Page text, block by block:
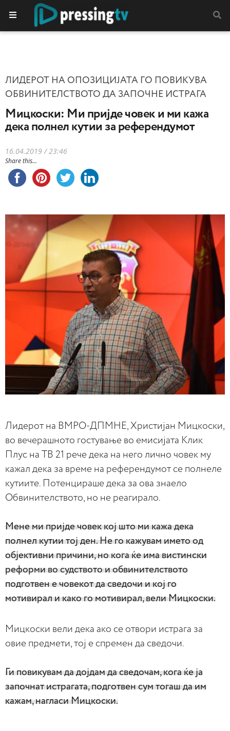
ЛИДЕРОТ НА ОПОЗИЦИЈАТА ГО ПОВИКУВА
ОБВИНИТЕЛСТВОТО ДА ЗАПОЧНЕ ИСТРАГА
Мицкоски: Ми пријде човек и ми кажа
дека полнел кутии за референдумот
16.04.2019 / 23:46
Share this...
Лидерот на ВМРО-ДПМНЕ, Христијан Мицкоски,
во вечерашното гостување во емисијата Клик
Плус на ТВ 21 рече дека на него лично човек му
кажал дека за време на референдумот се полнеле
кутиите. Потенцираше дека за ова знаело
Обвинителството, но не реагирало.
Мене ми пријде човек кој што ми кажа дека
полнел кутии тој ден. Не го кажувам името од
објективни причини, но кога ќе има вистински
реформи во судството и обвинителството
подготвен е човекот да сведочи и кој го
мотивирал и како го мотивирал, вели Мицкоски.
Мицкоски вели дека ако се отвори истрага за
овие предмети, тој е спремен да сведочи.
Ги повикувам да дојдам да сведочам, кога ќе ја
започнат истрагата, подготвен сум тогаш да им
кажам, нагласи Мицкоски.